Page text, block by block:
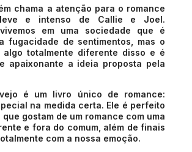
chama a atenção para o romance
leve e intenso de Callie e Joel.
em uma sociedade que é
fugacidade de sentimentos, mas o
algo totalmente diferente disso e é
apaixonante a ideia proposta pela
é um livro único de romance:
na medida certa. Ele é perfeito
gostam de um romance com uma
e fora do comum, além de finais
com a nossa emoção.